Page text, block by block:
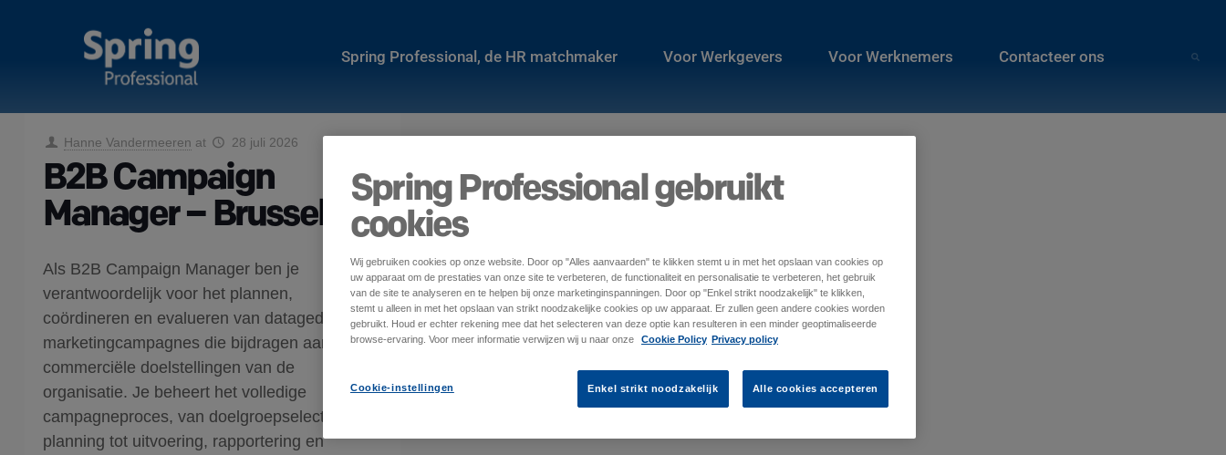
Spring Professional, de HR matchmaker Voor Werkgevers Voor Werknemers Contacteer ons
Hanne Vandermeeren at 28 juli 2026
B2B Campaign
Manager – Brussels
Als B2B Campaign Manager ben je
verantwoordelijk voor het plannen,
coördineren en evalueren van datagedreven
marketingcampagnes die bijdragen aan de
commerciële doelstellingen van de
organisatie. Je beheert het volledige
campagneproces, van doelgroepselectie en
planning tot uitvoering, rapportering en
Spring Professional gebruikt
cookies
Wij gebruiken cookies op onze website. Door op "Alles aanvaarden" te klikken stemt u in met het opslaan van cookies op
uw apparaat om de prestaties van onze site te verbeteren, de functionaliteit en personalisatie te verbeteren, het gebruik
van de site te analyseren en te helpen bij onze marketinginspanningen. Door op "Enkel strikt noodzakelijk" te klikken,
stemt u alleen in met het opslaan van strikt noodzakelijke cookies op uw apparaat. Er zullen geen andere cookies worden
gebruikt. Houd er echter rekening mee dat het selecteren van deze optie kan resulteren in een minder geoptimaliseerde
browse-ervaring. Voor meer informatie verwijzen wij u naar onze
Cookie Policy Privacy policy
Enkel strikt noodzakelijk Alle cookies accepteren
Cookie-instellingen